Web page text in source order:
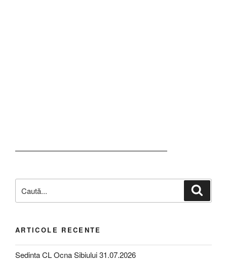
ARTICOLE RECENTE
Sedinta CL Ocna Sibiului 31.07.2026